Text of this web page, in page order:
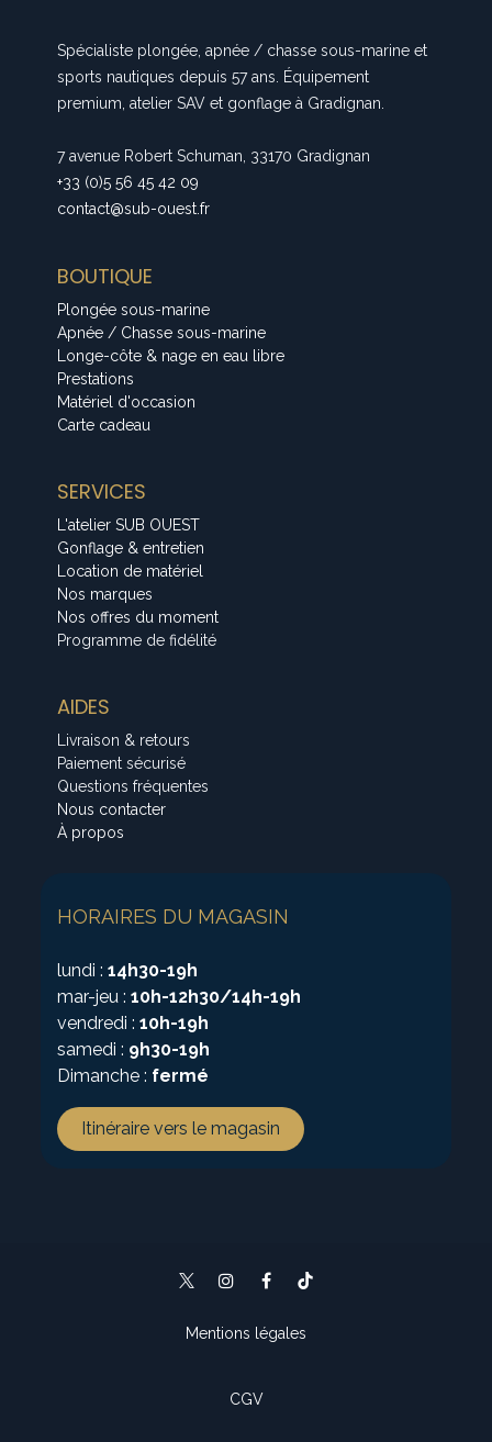
Spécialiste plongée, apnée / chasse sous-marine et
sports nautiques depuis 57 ans. Équipement
premium, atelier SAV et gonflage à Gradignan.
7 avenue Robert Schuman, 33170 Gradignan
+33 (0)5 56 45 42 09
contact@sub-ouest.fr
BOUTIQUE
Plongée sous-marine
Apnée / Chasse sous-marine
Longe-côte & nage en eau libre
Prestations
Matériel d'occasion
Carte cadeau
SERVICES
L'atelier SUB OUEST
Gonflage & entretien
Location de matériel
Nos marques
Nos offres du moment
Programme de fidélité
AIDES
Livraison & retours
Paiement sécurisé
Questions fréquentes
Nous contacter
À propos
HORAIRES DU MAGASIN
lundi :14h30-19h
mar-jeu :10h-12h30/14h-19h
vendredi :10h-19h
samedi : 9h30-19h
Dimanche : fermé
Itinéraire vers le magasin
Mentions légales
CGV